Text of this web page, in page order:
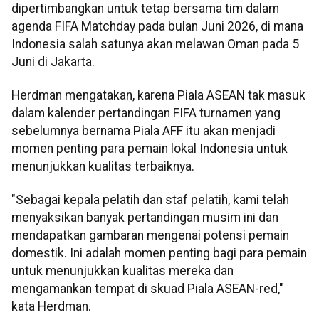
dipertimbangkan untuk tetap bersama tim dalam
agenda FIFA Matchday pada bulan Juni 2026, di mana
Indonesia salah satunya akan melawan Oman pada 5
Juni di Jakarta.
Herdman mengatakan, karena Piala ASEAN tak masuk
dalam kalender pertandingan FIFA turnamen yang
sebelumnya bernama Piala AFF itu akan menjadi
momen penting para pemain lokal Indonesia untuk
menunjukkan kualitas terbaiknya.
"Sebagai kepala pelatih dan staf pelatih, kami telah
menyaksikan banyak pertandingan musim ini dan
mendapatkan gambaran mengenai potensi pemain
domestik. Ini adalah momen penting bagi para pemain
untuk menunjukkan kualitas mereka dan
mengamankan tempat di skuad Piala ASEAN-red,"
kata Herdman.